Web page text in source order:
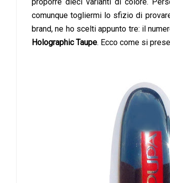
comunque togliermi lo sfizio di
brand, ne ho scelti appunto tre: il
Holographic Taupe. Ecco come si